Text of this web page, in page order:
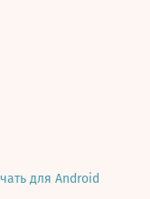
для Android